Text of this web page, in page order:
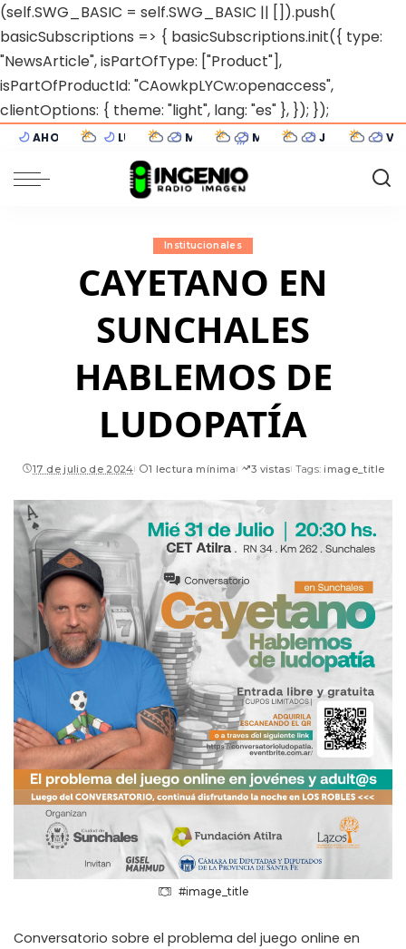
(self.SWG_BASIC = self.SWG_BASIC || []).push(
basicSubscriptions => { basicSubscriptions.init({ type:
"NewsArticle", isPartOfType: ["Product"],
isPartOfProductId: "CAowkpLYCw:openaccess",
clientOptions: { theme: "light", lang: "es" }, }); });
AHORA Sunchales
Mayormente despejado
LUN 10
13°C5°C CubiertoMAR 11
13°C5°C CubiertoMIÉ 12
12°C9°CCubiertoJUE 13
11°C9°CCubierto
Institucionales
CAYETANO EN
SUNCHALES
HABLEMOS DE
LUDOPATÍA
17 de julio de 2024 1 lectura mínima 3 vistas Tags: image_title
#image_title
Conversatorio sobre el problema del juego online en